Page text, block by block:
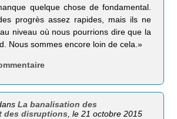
quelque chose de fondamental.
progrès assez rapides, mais ils ne
niveau où nous pourrions dire que la
Nous sommes encore loin de cela.»
La banalisation des
des disruptions , le 21 octobre 2015